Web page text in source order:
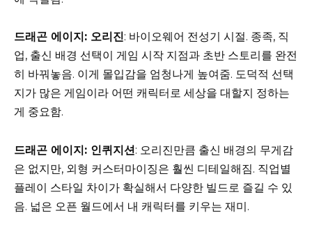
드래곤 에이지: 오리진: 바이오웨어 전성기 시절. 종족, 직
업, 출신 배경 선택이 게임 시작 지점과 초반 스토리를 완전
히 바꿔놓음. 이게 몰입감을 엄청나게 높여줌. 도덕적 선택
지가 많은 게임이라 어떤 캐릭터로 세상을 대할지 정하는
게 중요함.
드래곤 에이지: 인퀴지션: 오리진만큼 출신 배경의 무게감
은 없지만, 외형 커스터마이징은 훨씬 디테일해짐. 직업별
플레이 스타일 차이가 확실해서 다양한 빌드로 즐길 수 있
음. 넓은 오픈 월드에서 내 캐릭터를 키우는 재미.